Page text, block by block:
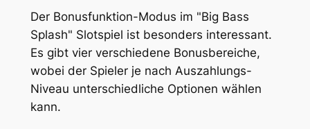
Der Bonusfunktion-Modus im "Big Bass
Splash" Slotspiel ist besonders interessant.
Es gibt vier verschiedene Bonusbereiche,
wobei der Spieler je nach Auszahlungs-
Niveau unterschiedliche Optionen wählen
kann.